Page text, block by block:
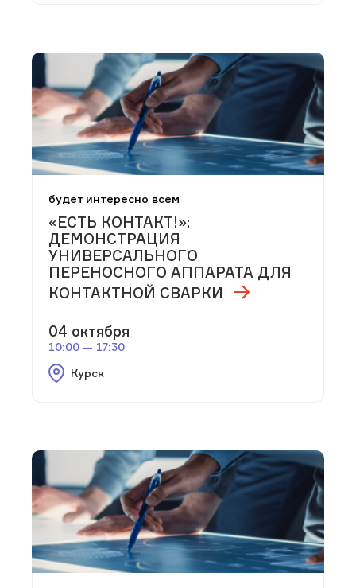
будет интересно всем
«ЕСТЬ КОНТАКТ!»:
ДЕМОНСТРАЦИЯ
УНИВЕРСАЛЬНОГО
ПЕРЕНОСНОГО АППАРАТА ДЛЯ
КОНТАКТНОЙ СВАРКИ
04 октября
10:00 — 17:30
Курск